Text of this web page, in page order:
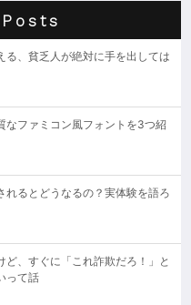
る、貧乏人が絶対に手を出しては
なファミコン風フォントを3つ紹
れるとどうなるの？実体験を語ろ
ど、すぐに「これ詐欺だろ！」と
って話